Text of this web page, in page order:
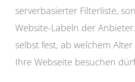
serverbasierter Filterliste,
Website-Labeln der
selbst fest, ab welchem
Ihre Webseite besuchen